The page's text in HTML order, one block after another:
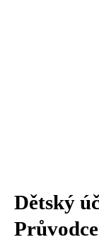
Dětský